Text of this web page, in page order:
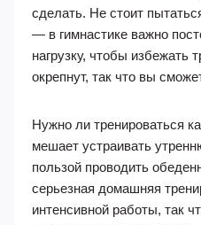
сделать. Не стоит
— в гимнастике важно
нагрузку, чтобы
окрепнут, так что вы
Нужно ли тренироваться
мешает устраивать
пользой проводить
серьезная домашняя
интенсивной работы, так